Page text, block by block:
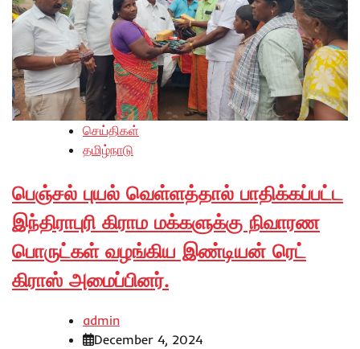
செய்திகள்
தமிழ்நாடு
பெஞ்சல் புயல் வெள்ளத்தால் பாதிக்கப்பட்ட
இந்திராபுரி கிராம மக்களுக்கு நிவாரண
பொருட்கள் வழங்கிய இண்டியன் ரெட்
கிராஸ் அமைப்பினர்.
admin
December 4, 2024